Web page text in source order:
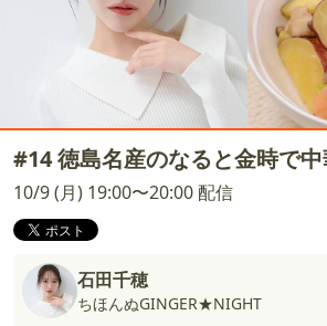
#14 徳島名産のなると金時で中
10/9 (月) 19:00〜20:00 配信
石田千穂
ちほんぬGINGER★NIGHT